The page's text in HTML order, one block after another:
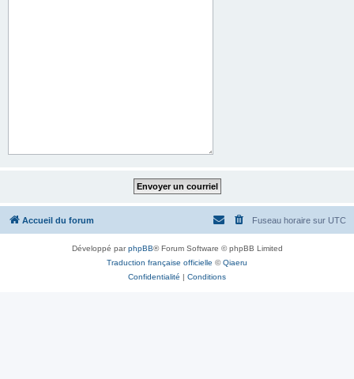
Accueil du forum Fuseau horaire sur UTC
Développé parphpBB® Forum Software © phpBB Limited
Traduction française officielle ©Qiaeru
Confidentialité | Conditions